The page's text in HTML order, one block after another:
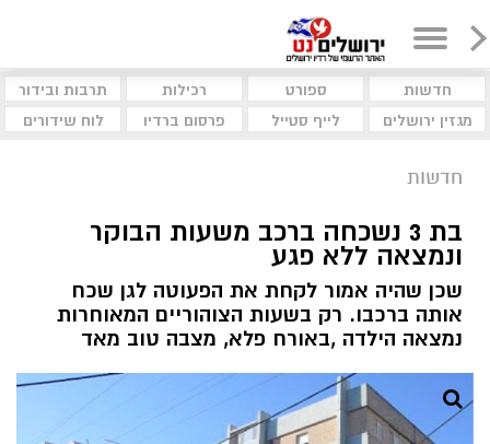
חדשות ספורט רכילות
תרבות ובידור
מגזין ירושלים
לייף סטייל פרסום ברדיו לוח שידורים
חדשות
בת 3 נשכחה ברכב משעות הבוקר
ונמצאה ללא פגע
שכן שהיה אמור לקחת את הפעוטה לגן שכח
אותה ברכבו. רק בשעות הצוהוריים המאוחרות
נמצאה הילדה ,באורח פלא, מצבה טוב מאד